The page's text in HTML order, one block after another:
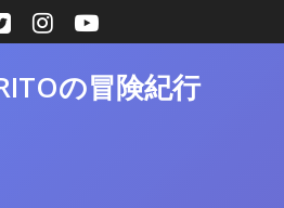
の冒険紀行